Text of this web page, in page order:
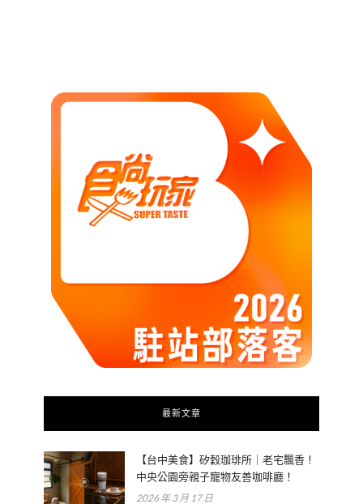
最新文章
【台中美食】矽穀珈琲所｜老宅飄香！
中央公園旁親子寵物友善咖啡廳！
2026 年 3 月 17 日